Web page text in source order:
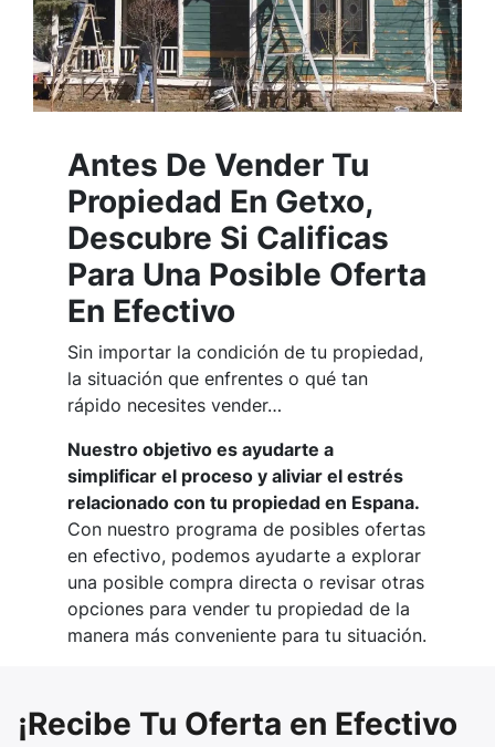
Antes De Vender Tu
Propiedad En Getxo,
Descubre Si Calificas
Para Una Posible Oferta
En Efectivo
Sin importar la condición de tu propiedad,
la situación que enfrentes o qué tan
rápido necesites vender…
Nuestro objetivo es ayudarte a
simplificar el proceso y aliviar el estrés
relacionado con tu propiedad en Espana.
Con nuestro programa de posibles ofertas
en efectivo, podemos ayudarte a explorar
una posible compra directa o revisar otras
opciones para vender tu propiedad de la
manera más conveniente para tu situación.
¡Recibe Tu Oferta en Efectivo